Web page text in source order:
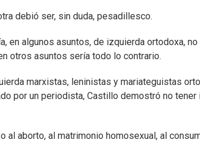
debió ser, sin duda, pesadillesco.
en algunos asuntos, de izquierda ortodoxa,
otros asuntos sería todo lo contrario.
marxistas, leninistas y mariateguistas
por un periodista, Castillo demostró no tener
al aborto, al matrimonio homosexual, al